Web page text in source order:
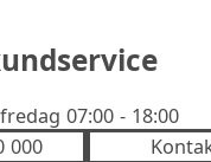
07:00 - 18:00
000